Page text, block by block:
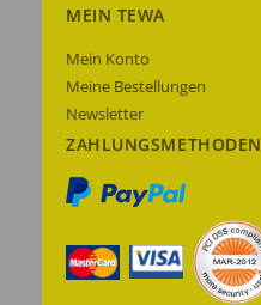
MEIN TEWA
Mein Konto
Meine Bestellungen
Newsletter
ZAHLUNGSMETHODEN